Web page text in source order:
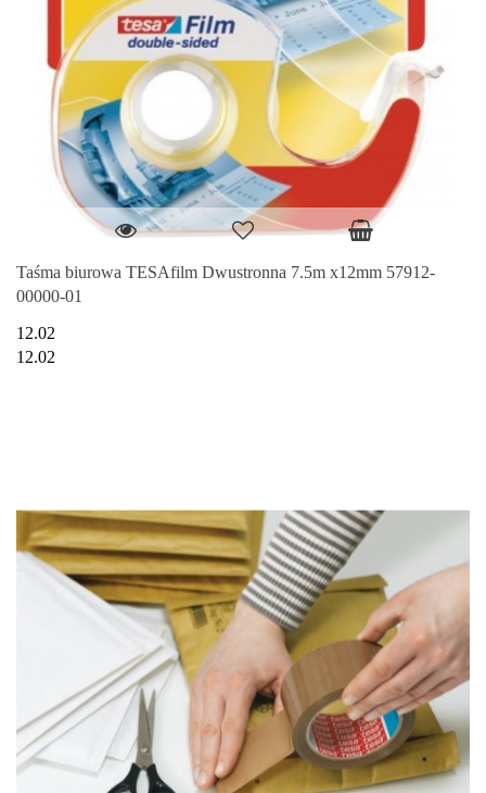
Taśma biurowa TESAfilm Dwustronna 7.5m x12mm 57912-
00000-01
12.02
12.02